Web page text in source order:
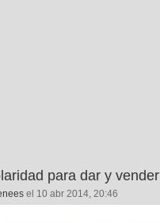
para dar y vender
el 10 abr 2014, 20:46